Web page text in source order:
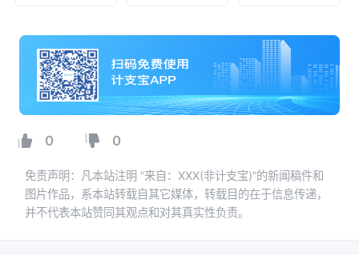
0 0
免责声明：凡本站注明 “来自：XXX(非计支宝)”的新闻稿件和
图片作品，系本站转载自其它媒体，转载目的在于信息传递，
并不代表本站赞同其观点和对其真实性负责。